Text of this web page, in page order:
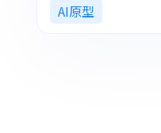
型，从文字需求到可
高设计效率。
AI原型